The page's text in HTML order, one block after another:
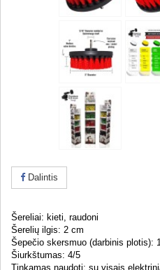
Dalintis
Šereliai: kieti, raudoni
Šerelių ilgis: 2 cm
Šepečio skersmuo (darbinis plotis):
Šiurkštumas: 4/5
Tinkamas naudoti: su visais